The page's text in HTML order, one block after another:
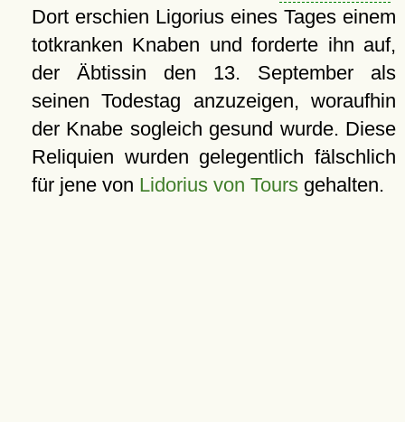
Dort erschien Ligorius eines Tages einem
totkranken Knaben und forderte ihn auf,
der Äbtissin den 13. September als
seinen Todestag anzuzeigen, woraufhin
der Knabe sogleich gesund wurde. Diese
Reliquien wurden gelegentlich fälschlich
für jene von Lidorius von Toursgehalten.